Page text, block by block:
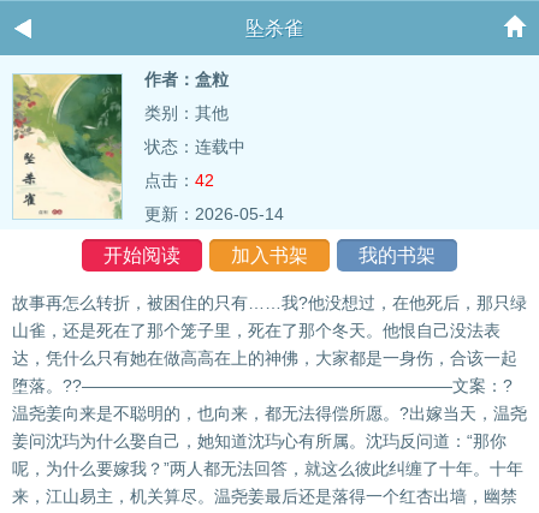
坠杀雀
作者：盒粒
类别：其他
状态：连载中
点击： 42
更新：2026-05-14
开始阅读 加入书架 我的书架
故事再怎么转折，被困住的只有……我?他没想过，在他死后，那只绿
山雀，还是死在了那个笼子里，死在了那个冬天。他恨自己没法表
达，凭什么只有她在做高高在上的神佛，大家都是一身伤，合该一起
堕落。??——————————————————————文案：?
温尧姜向来是不聪明的，也向来，都无法得偿所愿。?出嫁当天，温尧
姜问沈玙为什么娶自己，她知道沈玙心有所属。沈玙反问道：“那你
呢，为什么要嫁我？”两人都无法回答，就这么彼此纠缠了十年。十年
来，江山易主，机关算尽。温尧姜最后还是落得一个红杏出墙，幽禁